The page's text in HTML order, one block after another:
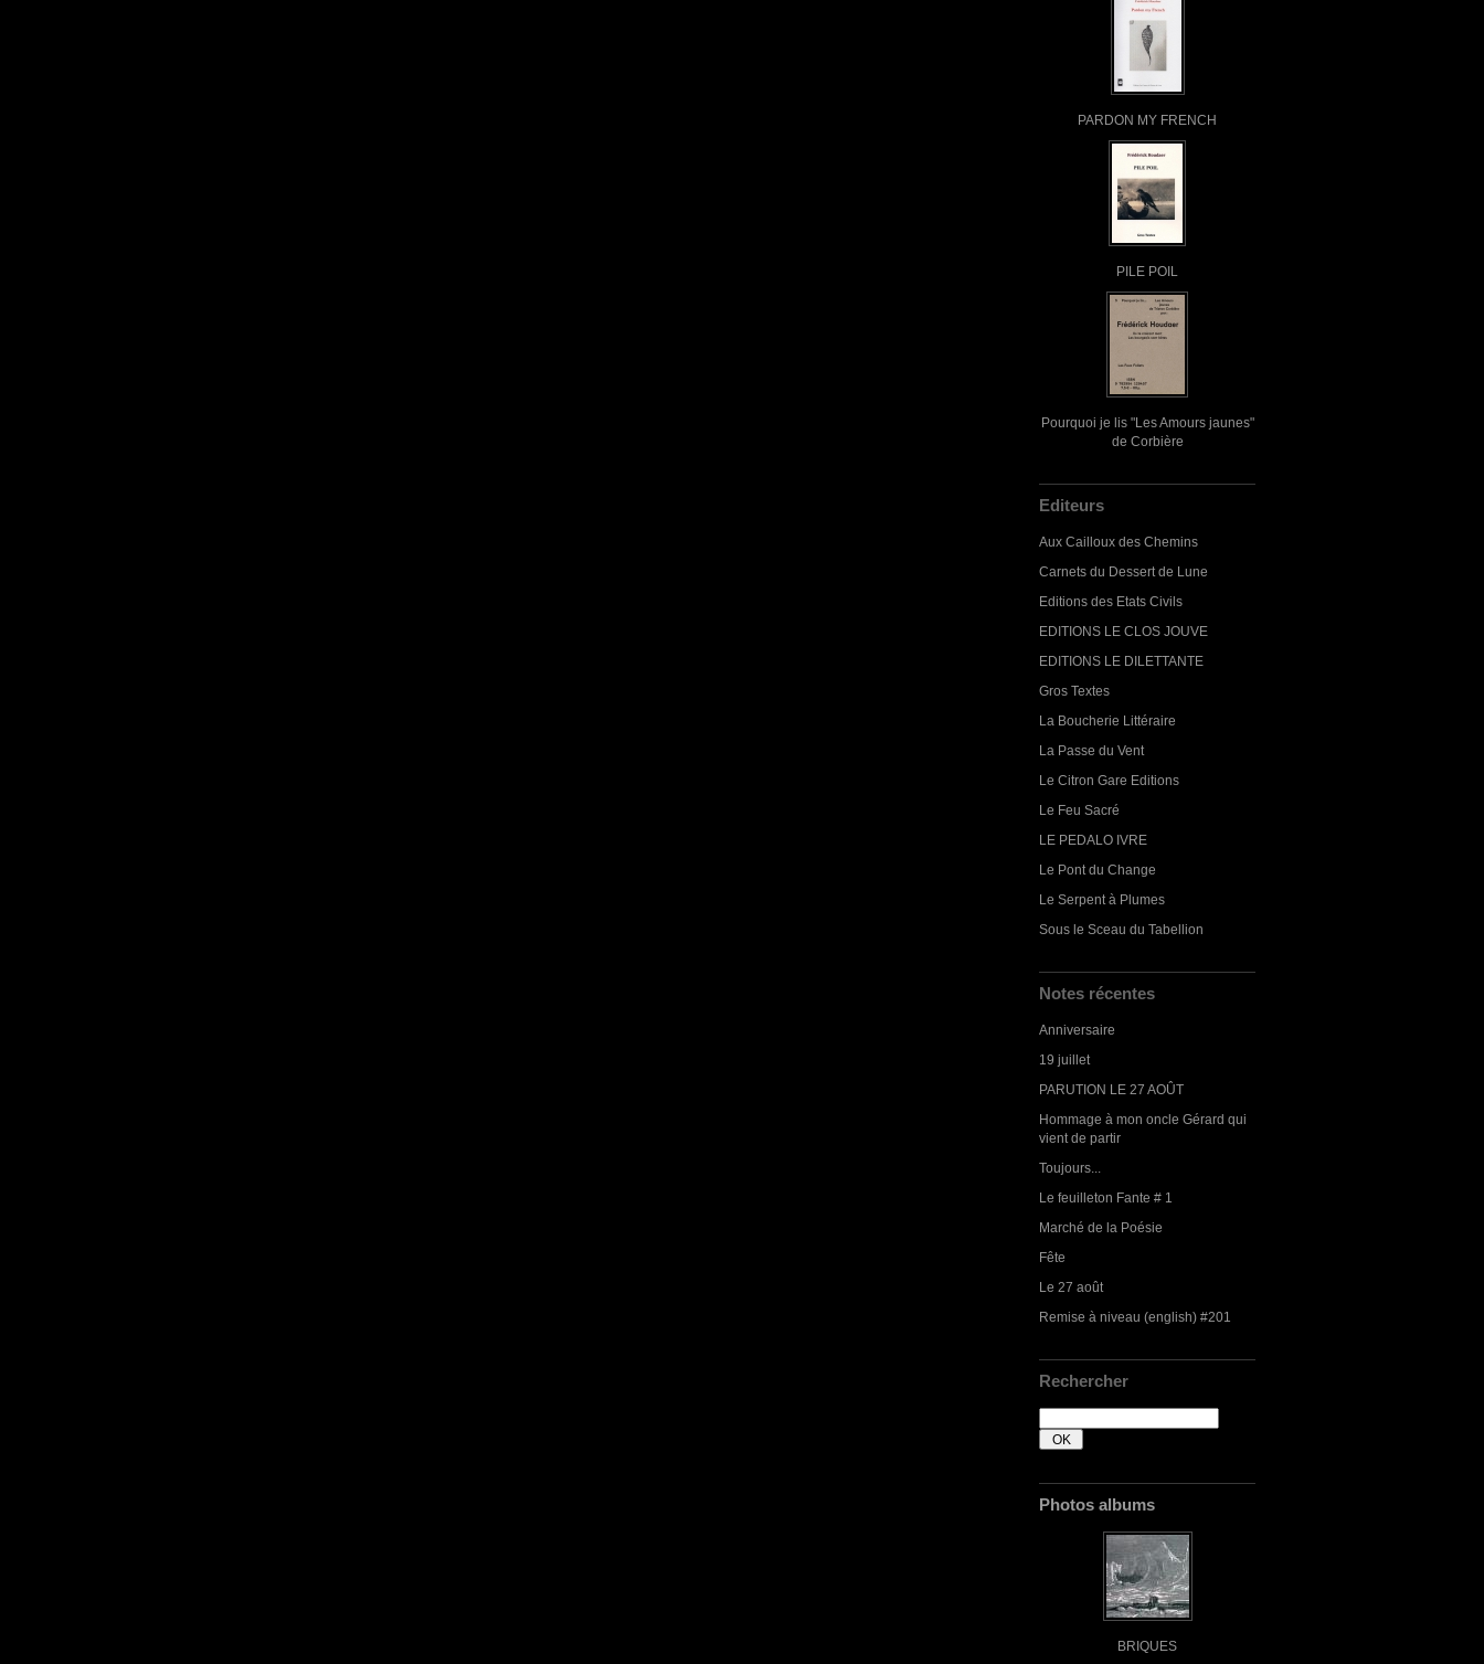
PARDON MY FRENCH
PILE POIL
Pourquoi je lis "Les Amours jaunes"
de Corbière
Editeurs
Aux Cailloux des Chemins
Carnets du Dessert de Lune
Editions des Etats Civils
EDITIONS LE CLOS JOUVE
EDITIONS LE DILETTANTE
Gros Textes
La Boucherie Littéraire
La Passe du Vent
Le Citron Gare Editions
Le Feu Sacré
LE PEDALO IVRE
Le Pont du Change
Le Serpent à Plumes
Sous le Sceau du Tabellion
Notes récentes
Anniversaire
19 juillet
PARUTION LE 27 AOÛT
Hommage à mon oncle Gérard qui
vient de partir
Toujours...
Le feuilleton Fante # 1
Marché de la Poésie
Fête
Le 27 août
Remise à niveau (english) #201
Rechercher
Photos albums
BRIQUES